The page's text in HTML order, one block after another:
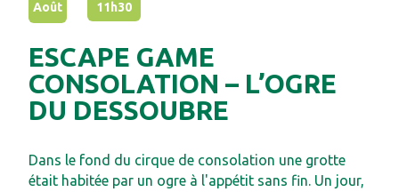
Août 11h30
ESCAPE GAME
CONSOLATION – L’OGRE
DU DESSOUBRE
Dans le fond du cirque de consolation une grotte
était habitée par un ogre à l'appétit sans fin. Un jour,